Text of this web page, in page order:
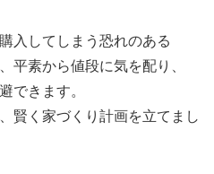
入してしまう恐れのある
平素から値段に気を配り、
できます。
賢く家づくり計画を立てまし